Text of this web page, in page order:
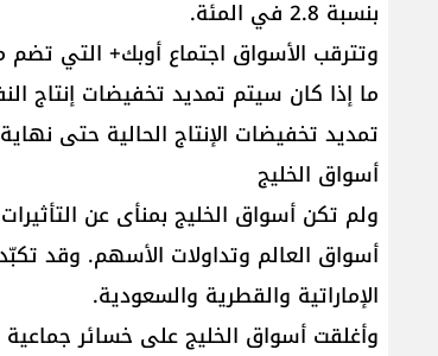
بنسبة 2.8 في المئة.
تمديد تخفيضات الإنتاج الحالية حتى
أسواق الخليج
ولم تكن أسواق الخليج بمنأى عن
أسواق العالم وتداولات الأسهم. وقد
الإماراتية والقطرية والسعودية.
وأغلقت أسواق الخليج على خسائر